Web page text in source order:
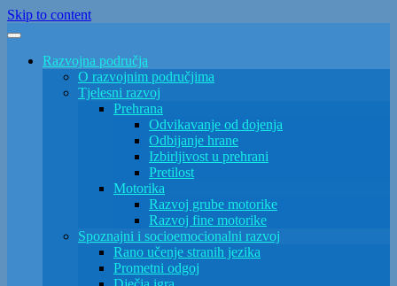
Skip to content
Razvojna područja
O razvojnim područjima
Tjelesni razvoj
Prehrana
Odvikavanje od dojenja
Odbijanje hrane
Izbirljivost u prehrani
Pretilost
Motorika
Razvoj grube motorike
Razvoj fine motorike
Spoznajni i socioemocionalni razvoj
Rano učenje stranih jezika
Prometni odgoj